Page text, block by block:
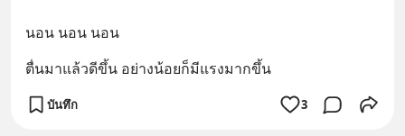
นอน นอน นอน
ตื่นมาแล้วดีขึ้น อย่างน้อยก็มีแรงมากขึ้น
บันทึก 3